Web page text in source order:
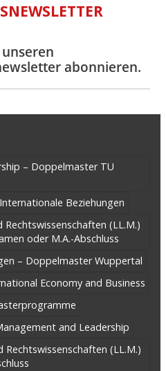
abonnieren.
– Doppelmaster TU
Beziehungen
(LL.M.)
oder M.A.-Abschluss
– Doppelmaster Wuppertal
Economy and Business
and Leadership
Rechtswissenschaften (LL.M.)